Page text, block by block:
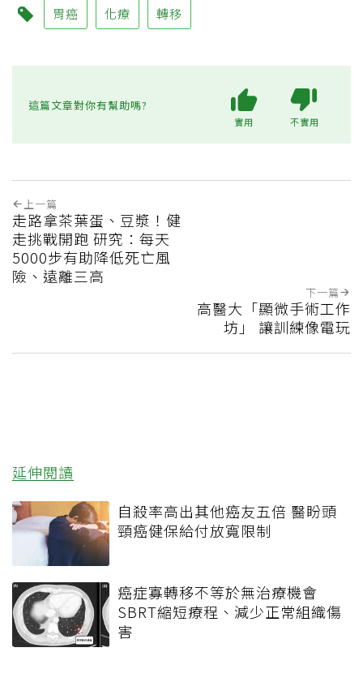
胃癌 化療 轉移
這篇文章對你有幫助嗎?
實用 不實用
上一篇
走路拿茶葉蛋、豆漿！健
走挑戰開跑 研究：每天
5000步有助降低死亡風
險、遠離三高
下一篇
高醫大「顯微手術工作
坊」 讓訓練像電玩
延伸閱讀
自殺率高出其他癌友五倍 醫盼頭
頸癌健保給付放寬限制
癌症寡轉移不等於無治療機會
SBRT縮短療程、減少正常組織傷
害